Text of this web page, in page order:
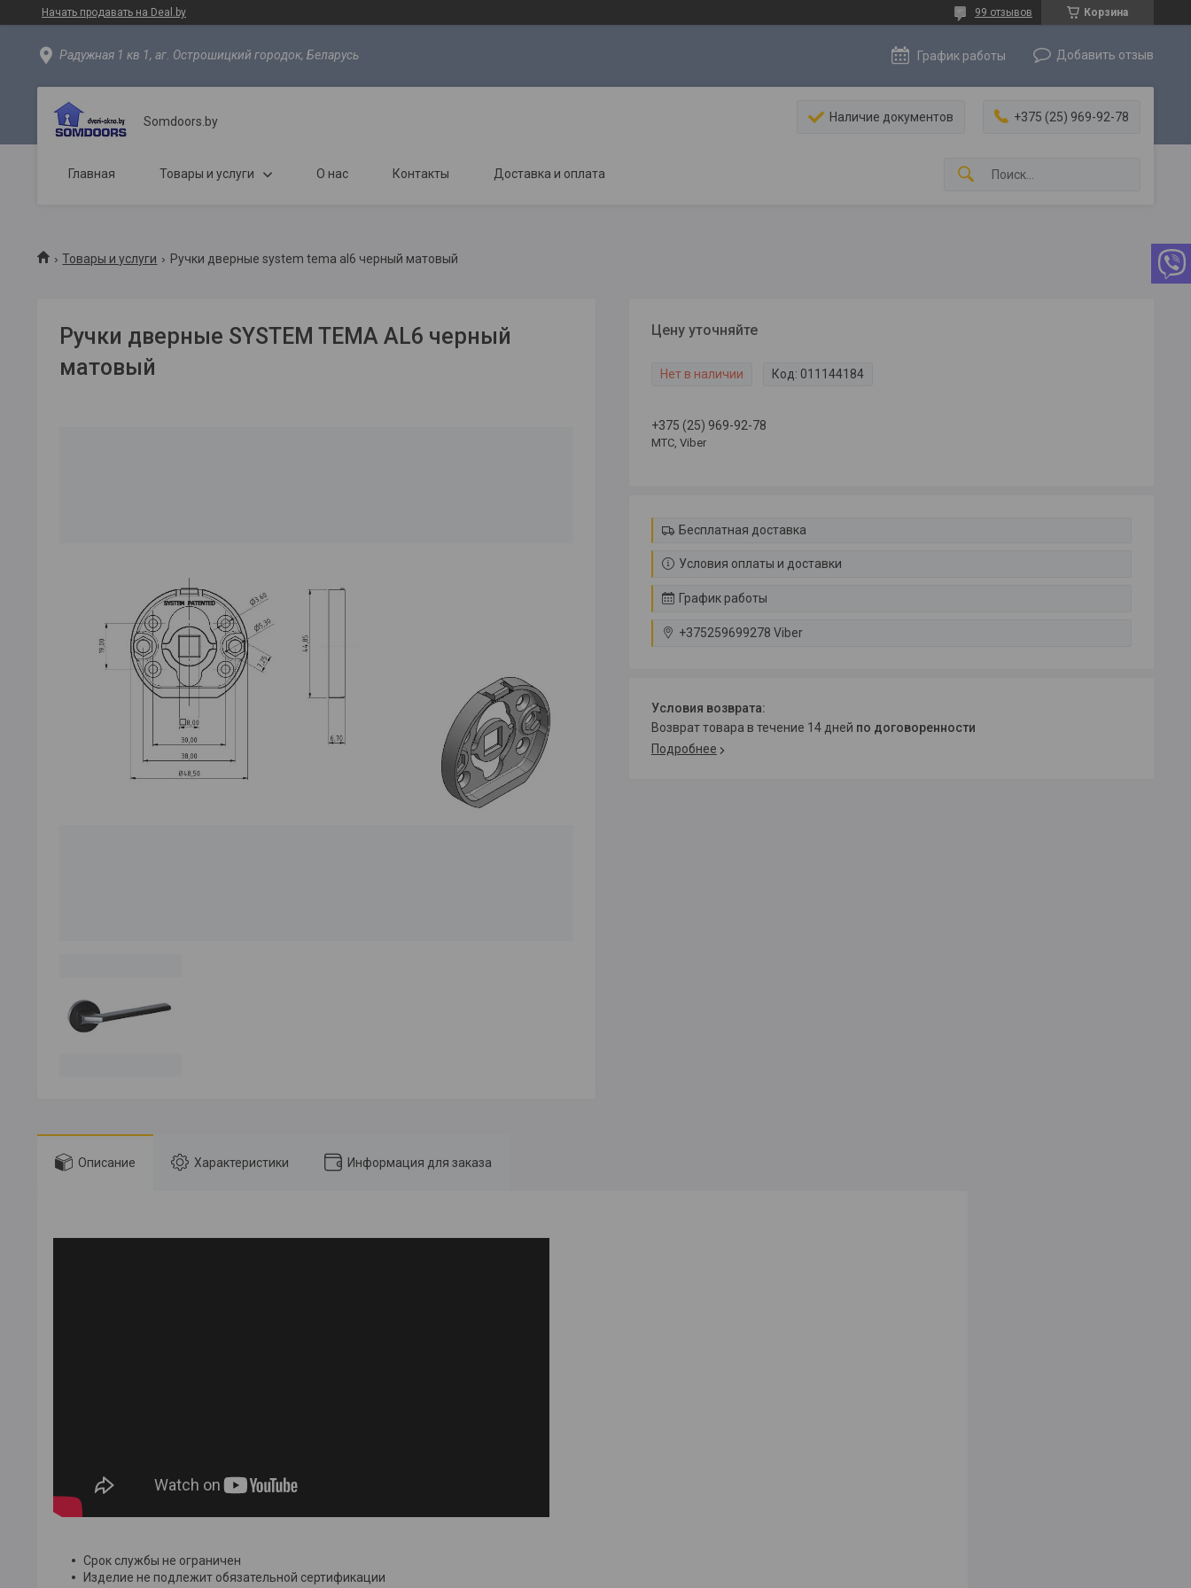
Начать продавать на Deal.by Корзина
99 отзывов
Радужная 1 кв 1, аг. Острошицкий городок, Беларусь График работы Добавить отзыв
Somdoors.by Наличие документов +375 (25) 969-92-78
Главная Товары и услуги О нас Контакты Доставка и оплата
Товары и услуги Ручки дверные system tema al6 черный матовый
Ручки дверные SYSTEM TEMA AL6 черный
матовый
Цену уточняйте
Нет в наличии Код: 011144184
+375 (25) 969-92-78
МТС, Viber
Бесплатная доставка
Условия оплаты и доставки
График работы
+375259699278 Viber
возврат товара в течение 14 дней по договоренности
Подробнее
Описание Характеристики Информация для заказа
Срок службы не ограничен
Изделие не подлежит обязательной сертификации